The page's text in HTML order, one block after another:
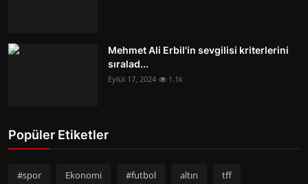
Mehmet Ali Erbil'in sevgilisi kriterlerini
sıralad...
Eylül 17, 2024 1.1k
Popüler Etiketler
#spor Ekonomi #futbol altın tff